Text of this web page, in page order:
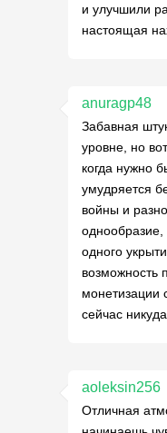
и улучшили
настоящая
anuragp48
Забавная
уровне, но
когда нужно
умудряется
войны и
однообразие,
одного
возможность
монетизации
сейчас никуда.
aoleksin256
Отличная